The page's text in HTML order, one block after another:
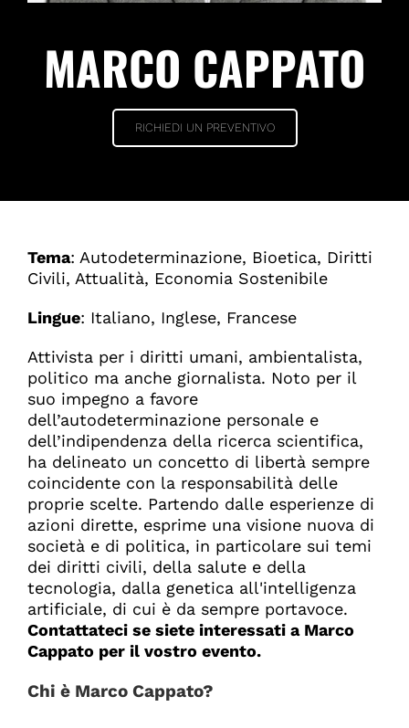
MARCO CAPPATO
RICHIEDI UN PREVENTIVO
Tema: Autodeterminazione, Bioetica, Diritti
Civili, Attualità, Economia Sostenibile
Lingue: Italiano, Inglese, Francese
Attivista per i diritti umani, ambientalista,
politico ma anche giornalista. Noto per il
suo impegno a favore
dell’autodeterminazione personale e
dell’indipendenza della ricerca scientifica,
ha delineato un concetto di libertà sempre
coincidente con la responsabilità delle
proprie scelte. Partendo dalle esperienze di
azioni dirette, esprime una visione nuova di
società e di politica, in particolare sui temi
dei diritti civili, della salute e della
tecnologia, dalla genetica all'intelligenza
artificiale, di cui è da sempre portavoce.
Contattateci se siete interessati a Marco
Cappato per il vostro evento.
Chi è Marco Cappato?